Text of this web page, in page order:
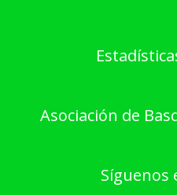
Asociación de